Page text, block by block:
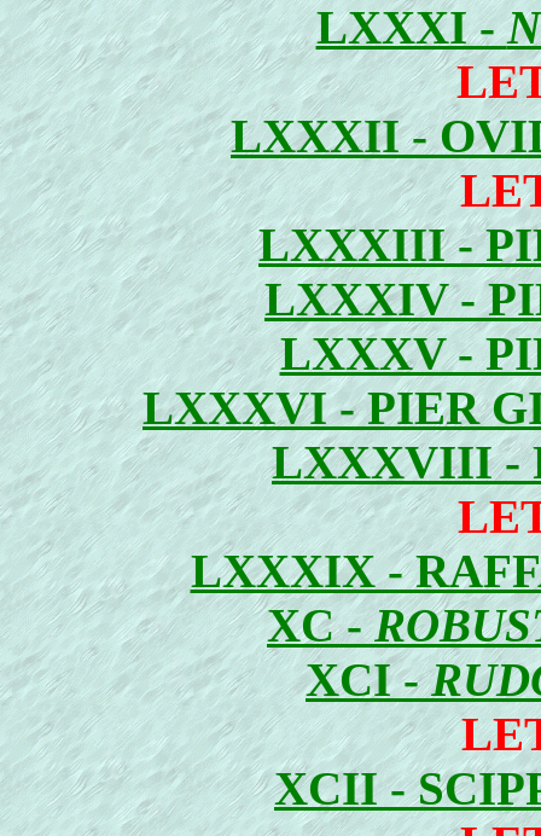
LXXXI -
LXXXII -
LXXXIII -
LXXXIV -
LXXXV -
LXXXVI - PIER
LXXXVIII -
LXXXIX -
XC -
XCI -
XCII -